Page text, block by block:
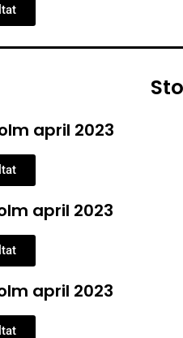
april 2023
april 2023
april 2023